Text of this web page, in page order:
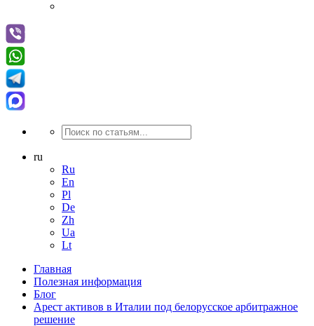
ru
Ru
En
Pl
De
Zh
Ua
Lt
Главная
Полезная информация
Блог
Арест активов в Италии под белорусское арбитражное
решение